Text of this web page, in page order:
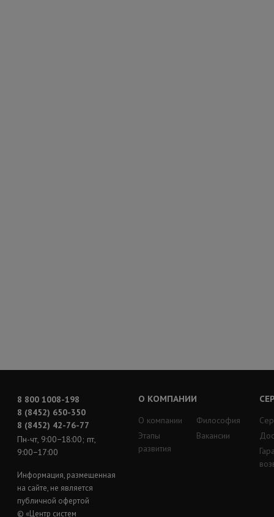
8 800 1008-198
8 (8452) 650-350
8 (8452) 42-76-77
Пн-чт, 9:00−18:00; пт,
9:00−17:00
Информация, размещенная
на сайте, не является
публичной офертой
© «Центр систем
О КОМПАНИИ
О компании
Этапы
развития
Философия
Вакансии